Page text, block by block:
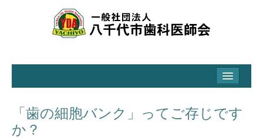
会の活動と取り組み
「歯の細胞バンク」ってご存じです
か？